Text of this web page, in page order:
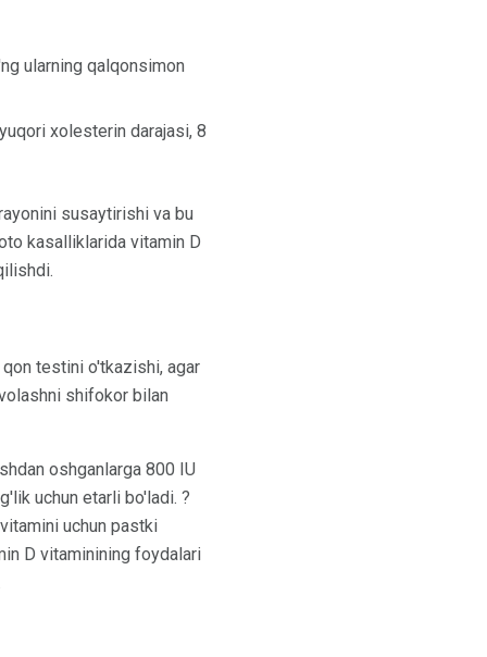
ularning qalqonsimon
xolesterin darajasi, 8
susaytirishi va bu
kasalliklarida vitamin D
testini o'tkazishi, agar
shifokor bilan
oshganlarga 800 IU
uchun etarli bo'ladi. ?
uchun pastki
D vitaminining foydalari